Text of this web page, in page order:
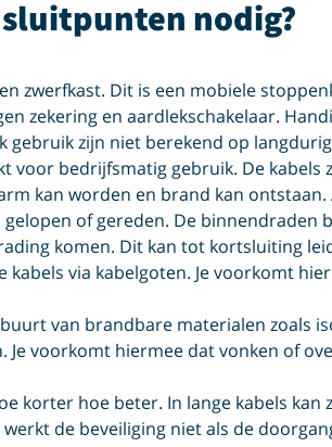
nodig?
zwerfkast. Dit is een mobiele
zekering en aardlekschakelaar.
gebruik zijn niet berekend op
voor bedrijfsmatig gebruik. De kabels
kan worden en brand kan ontstaan.
of gereden. De binnendraden
komen. Dit kan tot kortsluiting
kabels via kabelgoten. Je voorkomt
van brandbare materialen zoals
voorkomt hiermee dat vonken of
korter hoe beter. In lange kabels kan
de beveiliging niet als de